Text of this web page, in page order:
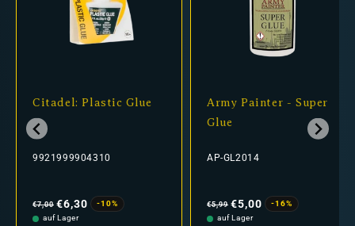
Citadel: Plastic Glue
9921999904310
Preis
€7,00 €6,30
-10%
auf Lager
Army Painter - Super
Glue
AP-GL2014
Preis
€5,99 €5,00
-16%
auf Lager